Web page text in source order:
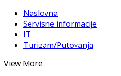
Naslovna
Servisne informacije
IT
Turizam/Putovanja
View More